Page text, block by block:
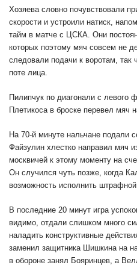
Хозяева словно почувствовали
скорости и устроили натиск,
тайм в матче с ЦСКА. Они
которых поэтому мяч совсем не
следовали подачи к воротам, так
поте лица.
Пилипчук по диагонали с левого
Плетикоса в броске перевел мяч
На 70-й минуте нальчане подали
Файзулин хлестко направил мяч
москвичей к этому моменту на
Он случился чуть позже, когда
возможность исполнить
В последние 20 минут игра
видимо, отдали слишком много
наладить конструктивные
заменил защитника Шишкина на
в обороне занял Бояринцев, а